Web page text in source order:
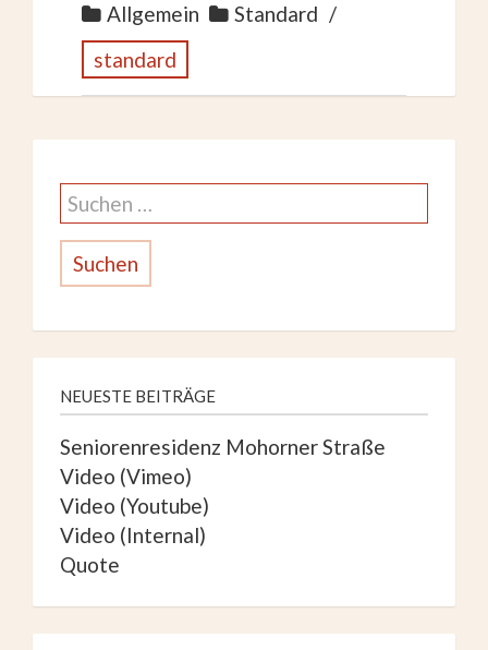
Allgemein
Standard
standard
Suche
nach:
NEUESTE BEITRÄGE
Seniorenresidenz Mohorner Straße
Video (Vimeo)
Video (Youtube)
Video (Internal)
Quote